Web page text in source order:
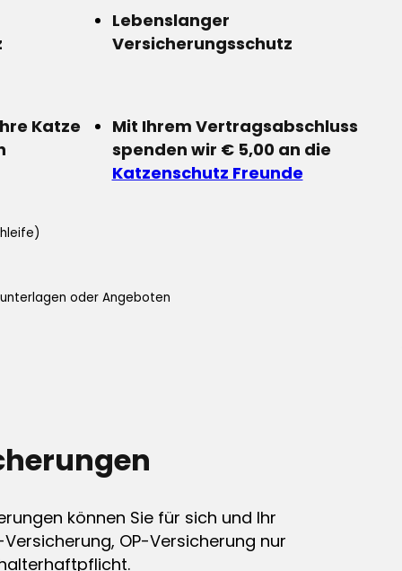
Lebenslanger
Versicherungsschutz
Katze
Mit Ihrem Vertragsabschluss
spenden wir € 5,00 an die
Katzenschutz Freunde
oder Angeboten
können Sie für sich und Ihr
OP-Versicherung nur